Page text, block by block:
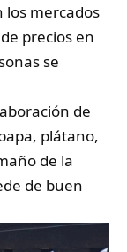
los mercados
precios en
se
de
plátano,
de la
de buen